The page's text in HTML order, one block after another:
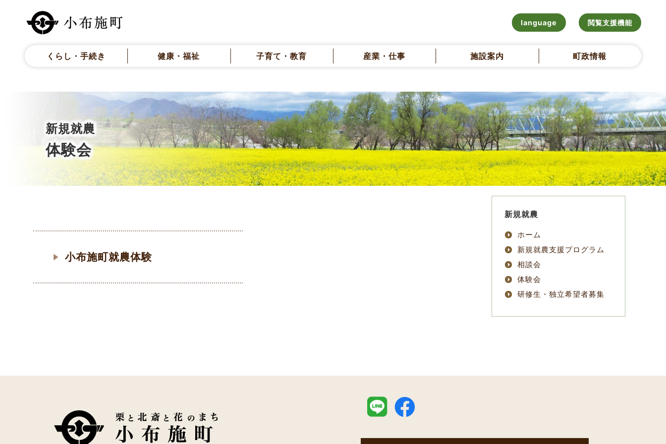
language 閲覧支援機能
くらし・手続き 健康・福祉 子育て・教育 産業・仕事 施設案内 町政情報
新規就農
体験会
小布施町就農体験
新規就農
ホーム
新規就農支援プログラム
相談会
体験会
研修生・独立希望者募集